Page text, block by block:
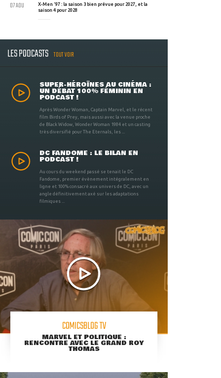
X-Men '97 : la saison 3 bien prévue pour 2027, et la
saison 4 pour 2028
07 AOU
LES PODCASTS TOUT VOIR
SUPER-HÉROÏNES AU CINÉMA :
UN DÉBAT 100% FÉMININ EN
PODCAST !
Après Wonder Woman, Captain Marvel, et le récent
film Birds of Prey, mais aussi avec la venue proche
de Black Widow, Wonder Woman 1984 et un casting
très diversifié pour The Eternals, les ...
DC FANDOME : LE BILAN EN
PODCAST !
Au cours du weekend passé se tenait le DC
Fandome, premier évènement intégralement en
ligne et 100% consacré aux univers de DC, avec un
angle définitivement axé sur les adaptations
filmiques ...
COMICSBLOG TV
MARVEL ET POLITIQUE :
RENCONTRE AVEC LE GRAND ROY
THOMAS